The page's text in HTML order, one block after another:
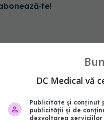
DC Medical vă
Publicitate și conținut
publicității și de
dezvoltarea serviciilor